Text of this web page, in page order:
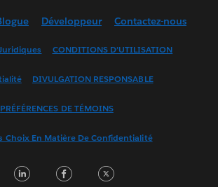
English (UK)
Français (France)
한국어
Português
Développeur Contactez-nous
CONDITIONS D’UTILISATION
DIVULGATION RESPONSABLE
PRÉFÉRENCES DE TÉMOINS
Choix En Matière De Confidentialité
LinkedInFacebook